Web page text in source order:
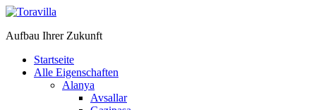
Aufbau Ihrer Zukunft
Startseite
Alle Eigenschaften
Alanya
Avsallar